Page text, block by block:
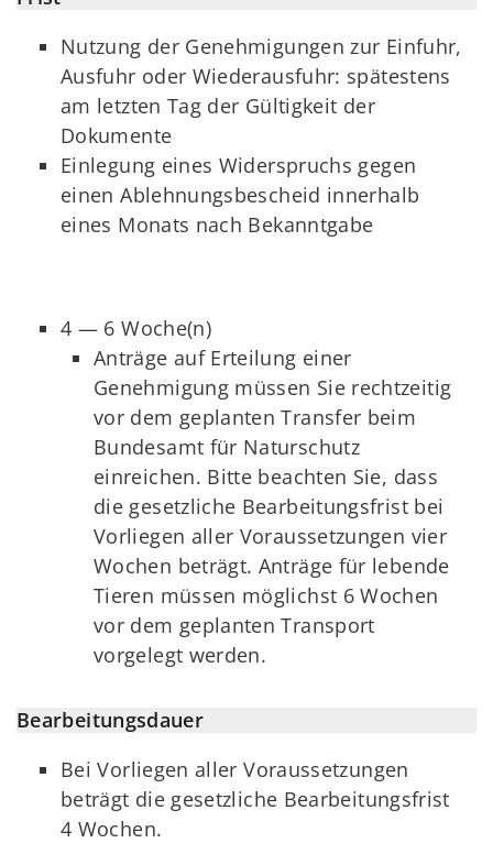
Nutzung der Genehmigungen zur Einfuhr,
Ausfuhr oder Wiederausfuhr: spätestens
am letzten Tag der Gültigkeit der
Dokumente
Einlegung eines Widerspruchs gegen
einen Ablehnungsbescheid innerhalb
eines Monats nach Bekanntgabe
4 — 6 Woche(n)
Anträge auf Erteilung einer
Genehmigung müssen Sie rechtzeitig
vor dem geplanten Transfer beim
Bundesamt für Naturschutz
einreichen. Bitte beachten Sie, dass
die gesetzliche Bearbeitungsfrist bei
Vorliegen aller Voraussetzungen vier
Wochen beträgt. Anträge für lebende
Tieren müssen möglichst 6 Wochen
vor dem geplanten Transport
vorgelegt werden.
Bearbeitungsdauer
Bei Vorliegen aller Voraussetzungen
beträgt die gesetzliche Bearbeitungsfrist
4 Wochen.